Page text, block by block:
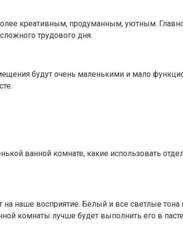
креативным, продуманным, уютным.
трудового дня.
будут очень маленькими и мало
ванной комнате, какие использовать
на наше восприятие. Белый и все светлые
комнаты лучше будет выполнить его в